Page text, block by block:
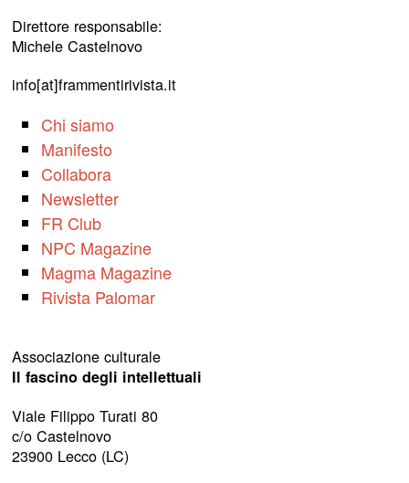
Direttore responsabile:
Michele Castelnovo
info[at]frammentirivista.it
Chi siamo
Manifesto
Collabora
Newsletter
FR Club
NPC Magazine
Magma Magazine
Rivista Palomar
Associazione culturale
Il fascino degli intellettuali
Viale Filippo Turati 80
c/o Castelnovo
23900 Lecco (LC)